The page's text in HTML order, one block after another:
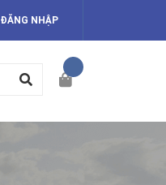
ĐĂNG NHẬP